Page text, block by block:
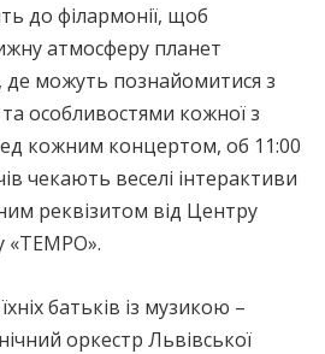
до філармонії, щоб
атмосферу планет
де можуть познайомитися з
особливостями кожної з
кожним концертом, об 11:00
чекають веселі інтерактиви
реквізитом від Центру
батьків із музикою –
оркестр Львівської